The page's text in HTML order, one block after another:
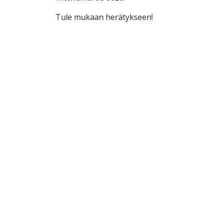
Tule mukaan herätykseen!